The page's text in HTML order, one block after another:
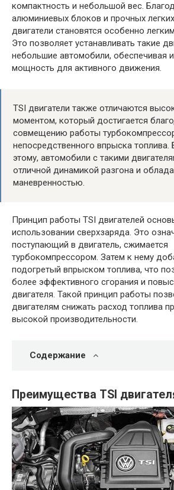
компактность и небольшой вес.
алюминиевых блоков и прочных
двигатели становятся особенно
Это позволяет устанавливать такие
небольшие автомобили, обеспечивая
мощность для активного движения.
ТSI двигатели также отличаются
моментом, который достигается
совмещению работы
непосредственного впрыска топлива.
этому, автомобили с такими
отличной динамикой разгона и
маневренностью.
Принцип работы TSI двигателей
использовании сверхзаряда. Это
поступающий в двигатель, сжимается
турбокомпрессором. Затем к нему
подогретый впрыском топлива, что
более эффективного сгорания и
двигателя. Такой принцип работы
двигателям снижать расход топлива
высокой производительности.
Содержание
Преимущества TSI